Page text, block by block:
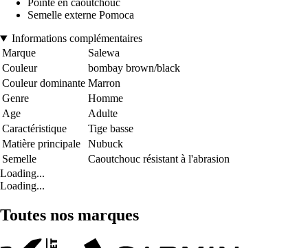
Pointe en caoutchouc
Semelle externe Pomoca
Informations complémentaires
Marque
Salewa
Couleur
bombay brown/black
Couleur dominante Marron
Genre
Homme
Age
Adulte
Caractéristique
Tige basse
Matière principale
Nubuck
Semelle
Caoutchouc résistant à l'abrasion
Loading...
Loading...
Toutes nos marques